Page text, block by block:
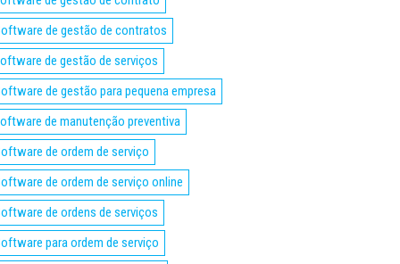
de gestão de contratos
de gestão de serviços
de gestão para pequena empresa
de manutenção preventiva
de ordem de serviço
de ordem de serviço online
de ordens de serviços
para ordem de serviço